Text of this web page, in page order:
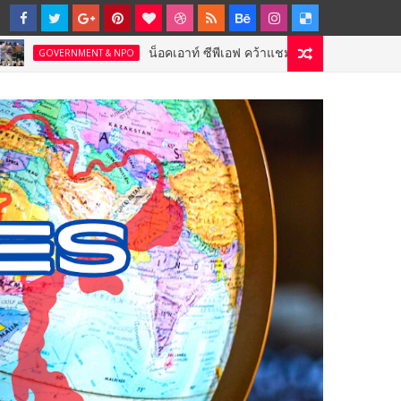
& NPO น็อคเอาท์ ซีพีเอฟ คว้าแชมป์สภามวยโลกแห่งเอเชีย WBC